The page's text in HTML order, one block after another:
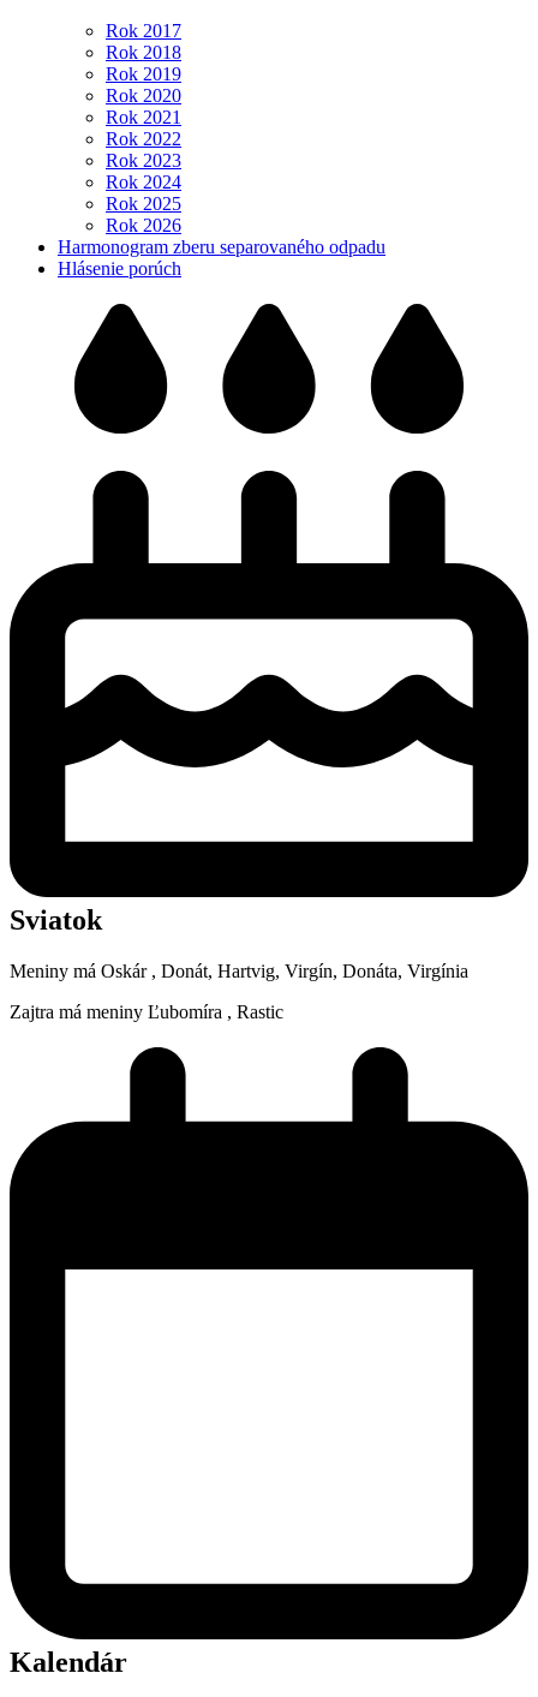
Rok 2017
Rok 2018
Rok 2019
Rok 2020
Rok 2021
Rok 2022
Rok 2023
Rok 2024
Rok 2025
Rok 2026
Harmonogram zberu separovaného odpadu
Hlásenie porúch
Sviatok
Meniny má Oskár , Donát, Hartvig, Virgín, Donáta, Virgínia
Zajtra má meniny Ľubomíra , Rastic
Kalendár